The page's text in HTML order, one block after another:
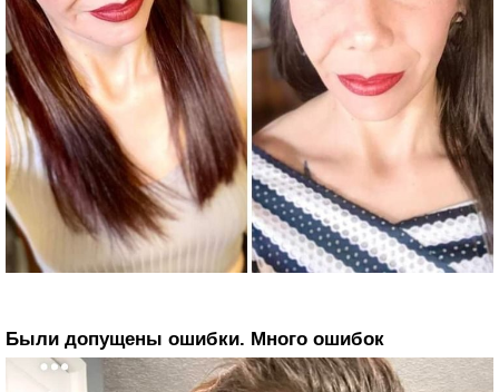
Были допущены ошибки. Много ошибок